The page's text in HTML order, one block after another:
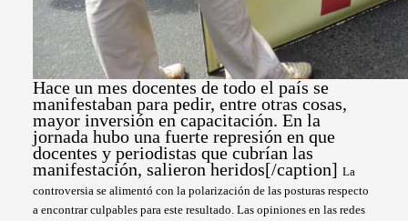
Hace un mes docentes de todo el país se
manifestaban para pedir, entre otras cosas,
mayor inversión en capacitación. En la
jornada hubo una fuerte represión en que
docentes y periodistas que cubrían las
manifestación, salieron heridos[/caption] La
controversia se alimentó con la polarización de las posturas respecto
a encontrar culpables para este resultado. Las opiniones en las redes